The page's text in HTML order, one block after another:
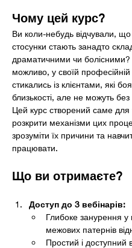
Чому цей курс?
Ви коли-небудь відчували,
стосунки стають занадто
драматичними чи
можливо, у своїй професійній
стикались із клієнтами, які
близькості, але не можуть без
Цей курс створений саме
розкрити механізми цих
зрозуміти їх причини та
працювати.
Що ви отримаєте?
Доступ до 3 вебінарів:
Глибоке занурення у
межових патернів
Простий і доступний